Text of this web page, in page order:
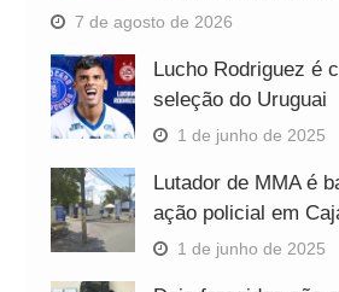
7 de agosto de 2026
Lucho Rodriguez é
seleção do Uruguai
1 de junho de 2025
Lutador de MMA é
ação policial em
1 de junho de 2025